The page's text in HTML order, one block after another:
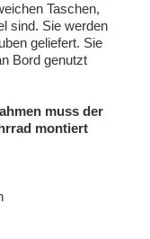
Taschen,
sind. Sie werden
geliefert. Sie
Bord genutzt
muss der
montiert